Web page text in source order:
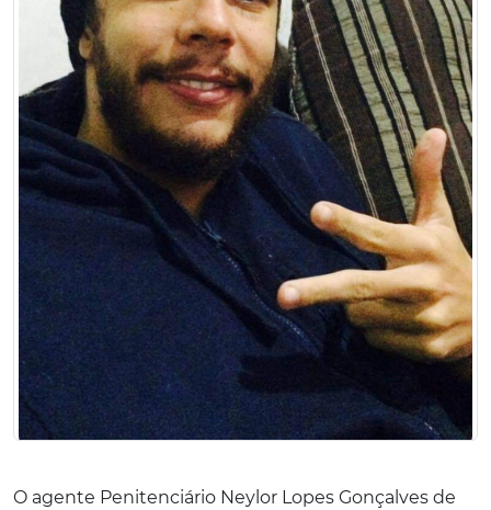
O agente Penitenciário Neylor Lopes Gonçalves de